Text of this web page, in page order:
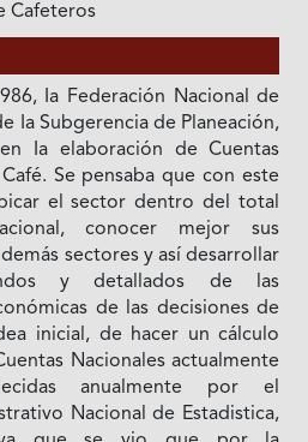
Cafeteros
Ia Federación Nacional de
Ia Subgerencia de Planeación,
Ia elaboración de Cuentas
Se pensaba que con este
el sector dentro del total
conocer mejor sus
sectores y así desarrollar
y detallados de las
de las decisiones de
inicial, de hacer un cálculo
Nacionales actualmente
anualmente por el
Nacional de Estadistica,